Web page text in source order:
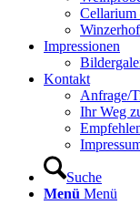
Cellarium
Impressionen
Kontakt
Anfrage/
Ihr Weg
Suche
Menü Menü